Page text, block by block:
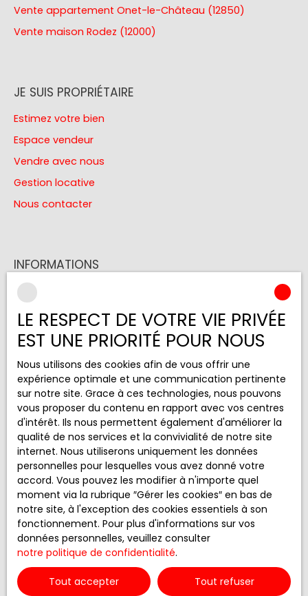
Vente appartement Onet-le-Château (12850)
Vente maison Rodez (12000)
JE SUIS PROPRIÉTAIRE
Estimez votre bien
Espace vendeur
Vendre avec nous
Gestion locative
Nous contacter
INFORMATIONS
Nos honoraires
Mentions légales
Politique de confidentialité
Gérer les cookies
Propulsé par
+33 5 65 68 33 97
Residence le Millenaire 20 av. Jean
Monnet, Bourran
12000 Rodez
LE RESPECT DE VOTRE VIE PRIVÉE
EST UNE PRIORITÉ POUR NOUS
Nous utilisons des cookies afin de vous offrir une
expérience optimale et une communication pertinente
sur notre site. Grace à ces technologies, nous pouvons
vous proposer du contenu en rapport avec vos centres
d'intérêt. Ils nous permettent également d'améliorer la
qualité de nos services et la convivialité de notre site
internet. Nous utiliserons uniquement les données
personnelles pour lesquelles vous avez donné votre
accord. Vous pouvez les modifier à n'importe quel
moment via la rubrique ″Gérer les cookies″ en bas de
notre site, à l'exception des cookies essentiels à son
fonctionnement. Pour plus d'informations sur vos
données personnelles, veuillez consulter
notre politique de confidentialité.
Tout accepter Tout refuser